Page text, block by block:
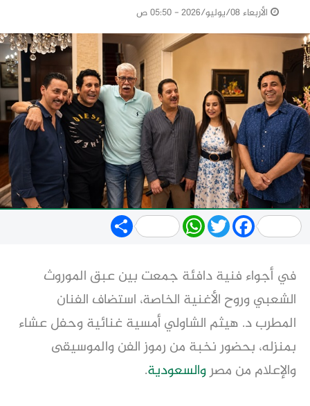
الأربعاء 08/يوليو/2026 - 05:50 ص
Share WhatsApp
TwitterFacebook
في أجواء فنية دافئة جمعت بين عبق الموروث
الشعبي وروح الأغنية الخاصة، استضاف الفنان
المطرب د. هيثم الشاولي أمسية غنائية وحفل عشاء
بمنزله، بحضور نخبة من رموز الفن والموسيقى
والإعلام من مصروالسعودية.